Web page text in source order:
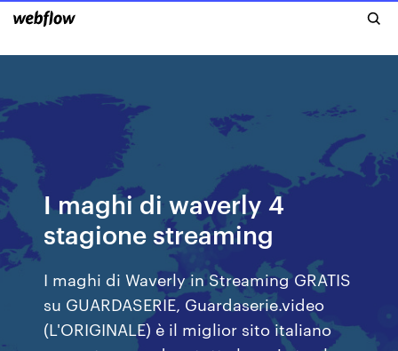
I maghi di waverly 4
stagione streaming
I maghi di Waverly in Streaming GRATIS
su GUARDASERIE, Guardaserie.video
(L'ORIGINALE) è il miglior sito italiano